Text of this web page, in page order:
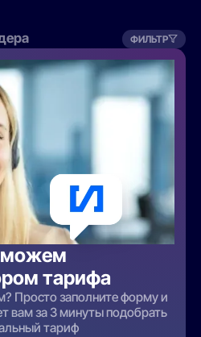
ФИЛЬТР
тарифа
Просто заполните форму и
вам за 3 минуты подобрать
тариф